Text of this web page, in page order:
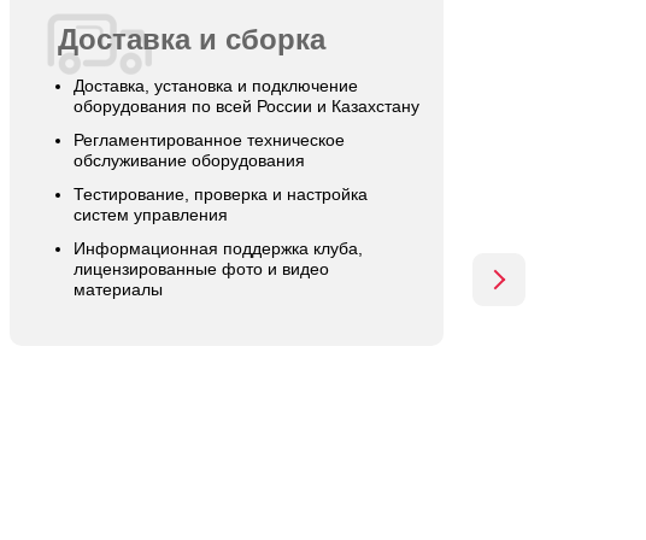
Доставка и сборка
Доставка, установка и подключение
оборудования по всей России и Казахстану
Регламентированное техническое
обслуживание оборудования
Тестирование, проверка и настройка
систем управления
Информационная поддержка клуба,
лицензированные фото и видео
материалы